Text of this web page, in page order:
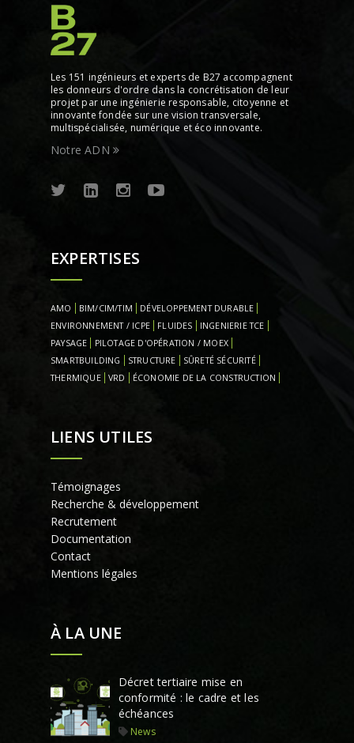
Les 151 ingénieurs et experts de B27 accompagnent
les donneurs d'ordre dans la concrétisation de leur
projet par une ingénierie responsable, citoyenne et
innovante fondée sur une vision transversale,
multispécialisée, numérique et éco innovante.
Notre ADN
EXPERTISES
AMO BIM/CIM/TIM
DÉVELOPPEMENT DURABLE
ENVIRONNEMENT / ICPE
FLUIDES
INGENIERIE TCE
PAYSAGE
PILOTAGE D'OPÉRATION / MOEX
SMARTBUILDING
STRUCTURE
SÛRETÉ SÉCURITÉ
THERMIQUE
VRD ÉCONOMIE DE LA CONSTRUCTION
LIENS UTILES
Témoignages
Recherche & développement
Recrutement
Documentation
Contact
Mentions légales
À LA UNE
Décret tertiaire mise en
conformité : le cadre et les
échéances
News